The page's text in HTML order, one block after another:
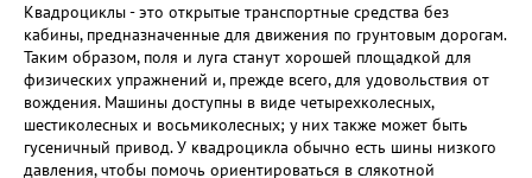
Квадроциклы - это открытые транспортные средства без
кабины, предназначенные для движения по грунтовым дорогам.
Таким образом, поля и луга станут хорошей площадкой для
физических упражнений и, прежде всего, для удовольствия от
вождения. Машины доступны в виде четырехколесных,
шестиколесных и восьмиколесных; у них также может быть
гусеничный привод. У квадроцикла обычно есть шины низкого
давления, чтобы помочь ориентироваться в слякотной